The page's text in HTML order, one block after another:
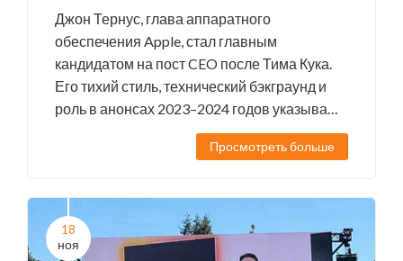
Джон Тернус, глава аппаратного
обеспечения Apple, стал главным
кандидатом на пост CEO после Тима Кука.
Его тихий стиль, технический бэкграунд и
роль в анонсах 2023–2024 годов указывают
на подготовку к переходу власти.
Просмотреть больше
18
ноя